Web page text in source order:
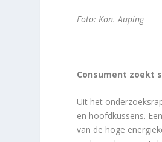
Foto: Kon. Auping
Consument zoekt
Uit het
en hoofdkussens.
van de hoge